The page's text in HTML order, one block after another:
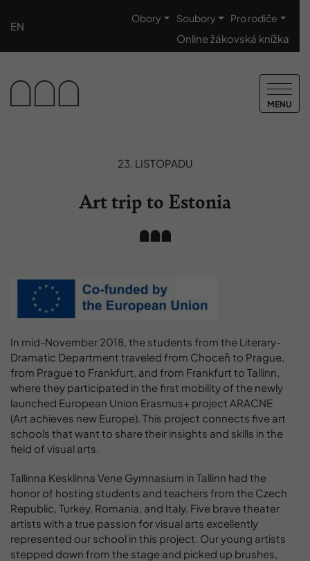
EN
Obory Soubory Pro rodiče
Online žákovská knížka
MENU
23. LISTOPADU
Art trip to Estonia
In mid-November 2018, the students from the Literary-
Dramatic Department traveled from Choceň to Prague,
from Prague to Frankfurt, and from Frankfurt to Tallinn,
where they participated in the first mobility of the newly
launched European Union Erasmus+ project ARACNE
(Art achieves new Europe). This project connects five art
schools that want to share their insights and skills in the
field of visual arts.
Tallinna Kesklinna Vene Gymnasium in Tallinn had the
honor of hosting students and teachers from the Czech
Republic, Turkey, Romania, and Italy. Five brave theater
artists with a true passion for visual arts excellently
represented our school in this project. Our young artists
stepped down from the stage and picked up brushes,